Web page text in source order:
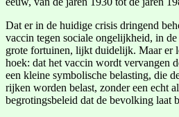
Dat er in de huidige crisis dringend
vaccin tegen sociale ongelijkheid, in
grote fortuinen, lijkt duidelijk. Maar er
hoek: dat het vaccin wordt vervangen
een kleine symbolische belasting, die
rijken worden belast, zonder een echt
begrotingsbeleid dat de bevolking laat